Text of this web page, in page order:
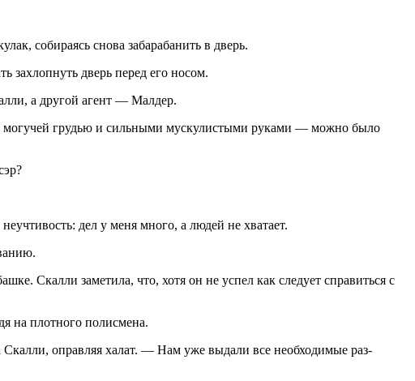
собираясь снова забарабанить в дверь.
захлопнуть дверь перед его носом.
а другой агент — Малдер.
могучей грудью и сильными мускулистыми руками — можно было
дел у меня много, а людей не хватает.
Скалли заме­тила, что, хотя он не успел как следует справить­ся с
на плотного полисмена.
оправляя халат. — Нам уже выдали все необходимые раз­